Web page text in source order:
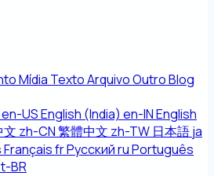
Mídia TextoArquivoOutroBlog
en-USEnglish (India) en-INEnglish
文 zh-CN繁體中文 zh-TW 日本語ja
FrançaisfrРусскийruPortuguês
BR